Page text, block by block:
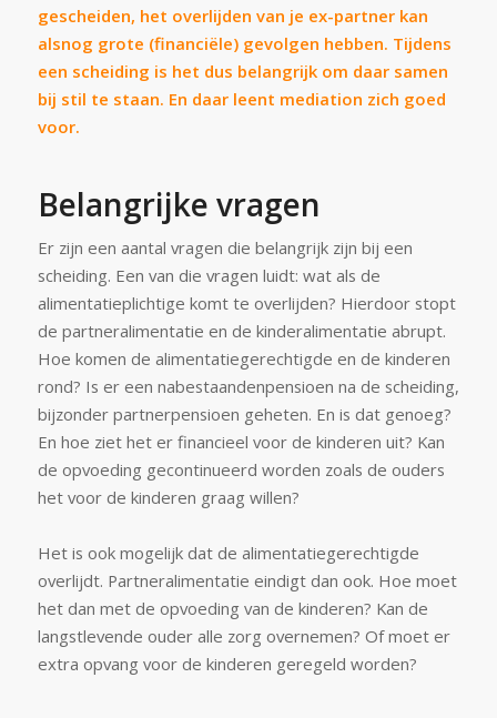
gescheiden, het overlijden van je ex-partner kan
alsnog grote (financiële) gevolgen hebben. Tijdens
een scheiding is het dus belangrijk om daar samen
bij stil te staan. En daar leent mediation zich goed
voor.
Belangrijke vragen
Er zijn een aantal vragen die belangrijk zijn bij een
scheiding. Een van die vragen luidt: wat als de
alimentatieplichtige komt te overlijden? Hierdoor stopt
de partneralimentatie en de kinderalimentatie abrupt.
Hoe komen de alimentatiegerechtigde en de kinderen
rond? Is er een nabestaandenpensioen na de scheiding,
bijzonder partnerpensioen geheten. En is dat genoeg?
En hoe ziet het er financieel voor de kinderen uit? Kan
de opvoeding gecontinueerd worden zoals de ouders
het voor de kinderen graag willen?
Het is ook mogelijk dat de alimentatiegerechtigde
overlijdt. Partneralimentatie eindigt dan ook. Hoe moet
het dan met de opvoeding van de kinderen? Kan de
langstlevende ouder alle zorg overnemen? Of moet er
extra opvang voor de kinderen geregeld worden?